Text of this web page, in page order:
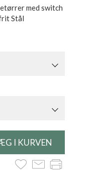
med switch
Stål